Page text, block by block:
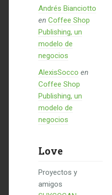
Andrés Bianciotto
en Coffee Shop
Publishing, un
modelo de
negocios
AlexisSocco en
Coffee Shop
Publishing, un
modelo de
negocios
Love
Proyectos y
amigos